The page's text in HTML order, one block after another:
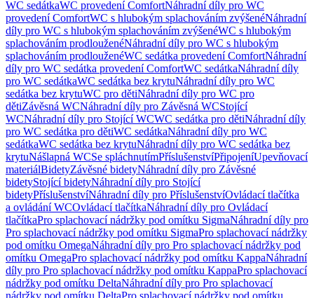
WC sedátkaWC provedení ComfortNáhradní díly pro WC
provedení ComfortWC s hlubokým splachováním zvýšenéNáhradní
díly pro WC s hlubokým splachováním zvýšenéWC s hlubokým
splachováním prodlouženéNáhradní díly pro WC s hlubokým
splachováním prodlouženéWC sedátka provedení ComfortNáhradní
díly pro WC sedátka provedení ComfortWC sedátkaNáhradní díly
pro WC sedátkaWC sedátka bez krytuNáhradní díly pro WC
sedátka bez krytuWC pro dětiNáhradní díly pro WC pro
dětiZávěsná WCNáhradní díly pro Závěsná WCStojící
WCNáhradní díly pro Stojící WCWC sedátka pro dětiNáhradní díly
pro WC sedátka pro dětiWC sedátkaNáhradní díly pro WC
sedátkaWC sedátka bez krytuNáhradní díly pro WC sedátka bez
krytuNášlapná WCSe spláchnutímPříslušenstvíPřipojeníUpevňovací
materiálBidetyZávěsné bidetyNáhradní díly pro Závěsné
bidetyStojící bidetyNáhradní díly pro Stojící
bidetyPříslušenstvíNáhradní díly pro PříslušenstvíOvládací tlačítka
a ovládání WCOvládací tlačítkaNáhradní díly pro Ovládací
tlačítkaPro splachovací nádržky pod omítku SigmaNáhradní díly pro
Pro splachovací nádržky pod omítku SigmaPro splachovací nádržky
pod omítku OmegaNáhradní díly pro Pro splachovací nádržky pod
omítku OmegaPro splachovací nádržky pod omítku KappaNáhradní
díly pro Pro splachovací nádržky pod omítku KappaPro splachovací
nádržky pod omítku DeltaNáhradní díly pro Pro splachovací
nádržky pod omítku DeltaPro splachovací nádržky pod omítku